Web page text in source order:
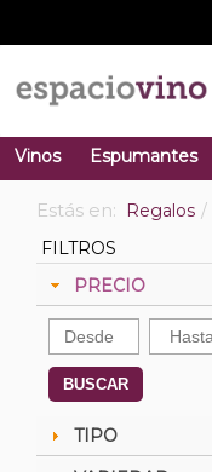
Vinos Espumantes
Estás en: Regalos
FILTROS
PRECIO
BUSCAR
TIPO